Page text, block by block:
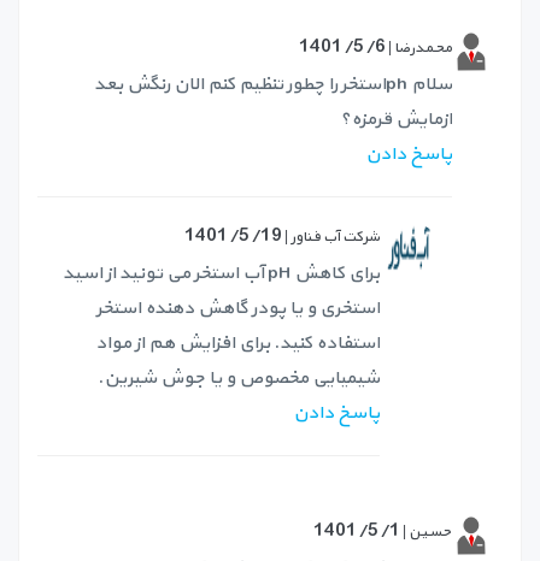
محمدرضا | 1401/5/6
سلام phاستخر را چطور تنظیم کنم الان رنگش بعد
ازمایش قرمزه؟
پاسخ دادن
شرکت آب فناور | 1401/5/19
برای کاهش pH آب استخر می تونید از اسید
استخری و یا پودر گاهش دهنده استخر
استفاده کنید. برای افزایش هم از مواد
شیمیایی مخصوص و یا جوش شیرین.
پاسخ دادن
حسین | 1401/5/1